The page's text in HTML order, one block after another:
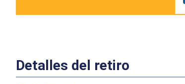
Detalles del retiro